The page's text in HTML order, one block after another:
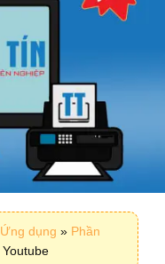
Ứng dụng » Phần